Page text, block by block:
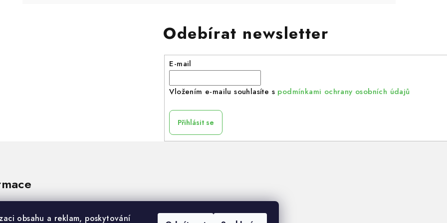
obsahu a reklam, poskytování
Odebírat newsletter
E-mail
Vložením e-mailu souhlasíte s podmínkami ochrany osobních údajů
Přihlásit se